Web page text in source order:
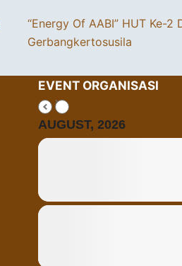
“Energy Of AABI” HUT Ke-2
Gerbangkertosusila
EVENT ORGANISASI
AUGUST, 2026